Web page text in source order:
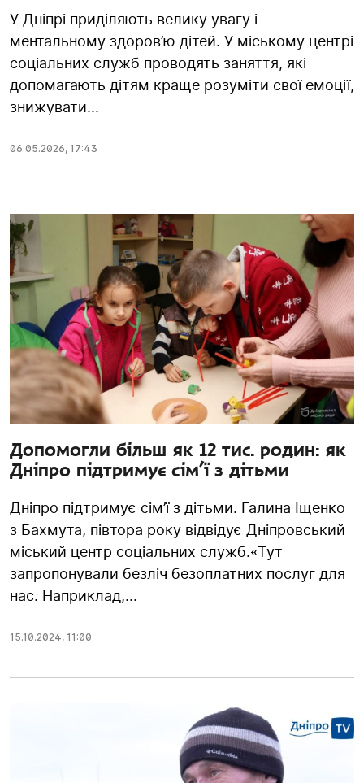
У Дніпрі приділяють велику увагу і
ментальному здоров’ю дітей. У міському центрі
соціальних служб проводять заняття, які
допомагають дітям краще розуміти свої емоції,
знижувати...
06.05.2026, 17:43
Допомогли більш як 12 тис. родин: як
Дніпро підтримує сім’ї з дітьми
Дніпро підтримує сім’ї з дітьми. Галина Іщенко
з Бахмута, півтора року відвідує Дніпровський
міський центр соціальних служб.«Тут
запропонували безліч безоплатних послуг для
нас. Наприклад,...
15.10.2024, 11:00